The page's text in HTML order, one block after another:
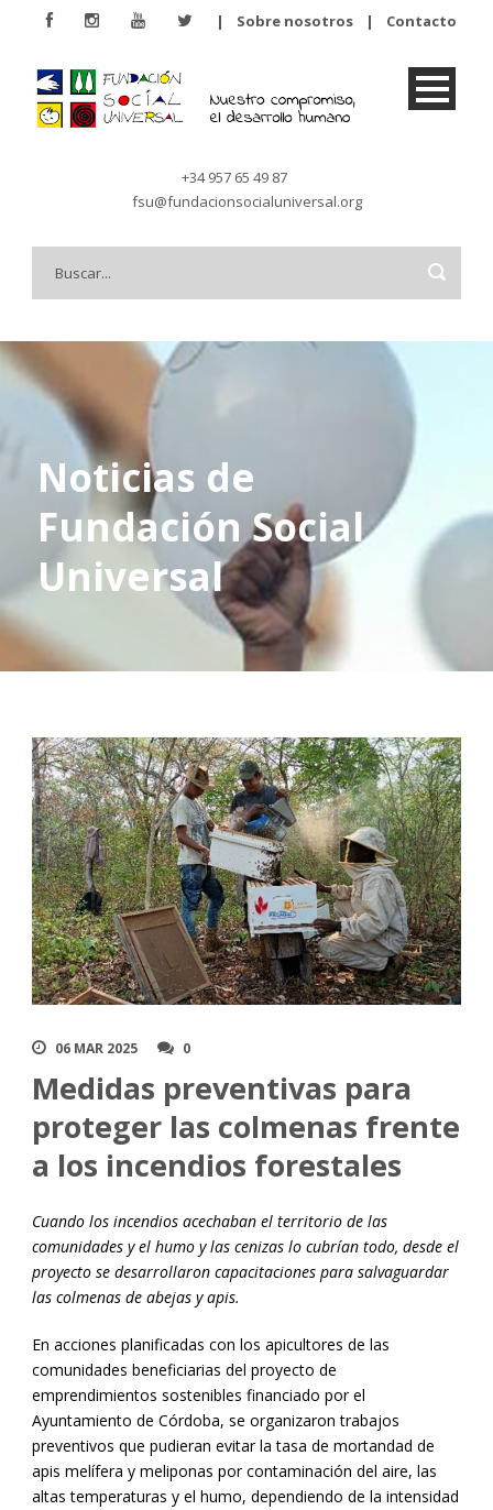
| Sobre nosotros | Contacto
+34 957 65 49 87
fsu@fundacionsocialuniversal.org
Noticias de
Fundación Social
Universal
06 MAR 2025 0
Medidas preventivas para
proteger las colmenas frente
a los incendios forestales
Cuando los incendios acechaban el territorio de las
comunidades y el humo y las cenizas lo cubrían todo, desde el
proyecto se desarrollaron capacitaciones para salvaguardar
las colmenas de abejas y apis.
En acciones planificadas con los apicultores de las
comunidades beneficiarias del proyecto de
emprendimientos sostenibles financiado por el
Ayuntamiento de Córdoba, se organizaron trabajos
preventivos que pudieran evitar la tasa de mortandad de
apis melífera y meliponas por contaminación del aire, las
altas temperaturas y el humo, dependiendo de la intensidad